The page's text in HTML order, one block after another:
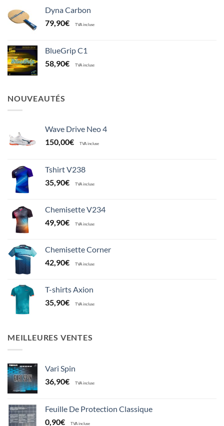
Dyna Carbon
79,90€ TVA incluse
BlueGrip C1
58,90€ TVA incluse
NOUVEAUTÉS
Wave Drive Neo 4
150,00€ TVA incluse
Tshirt V238
35,90€ TVA incluse
Chemisette V234
49,90€ TVA incluse
Chemisette Corner
42,90€ TVA incluse
T-shirts Axion
35,90€ TVA incluse
MEILLEURES VENTES
Vari Spin
36,90€ TVA incluse
Feuille De Protection Classique
0,90€ TVA incluse